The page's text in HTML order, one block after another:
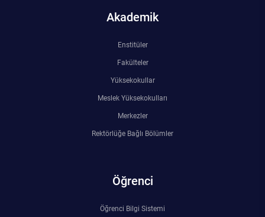
Akademik
Enstitüler
Fakülteler
Yüksekokullar
Meslek Yüksekokulları
Merkezler
Rektörlüğe Bağlı Bölümler
Öğrenci
Öğrenci Bilgi Sistemi